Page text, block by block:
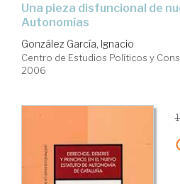
una pieza disfuncional de nuestro Estado de las
Autonomías
González García, Ignacio
Centro de Estudios Políticos y
2006